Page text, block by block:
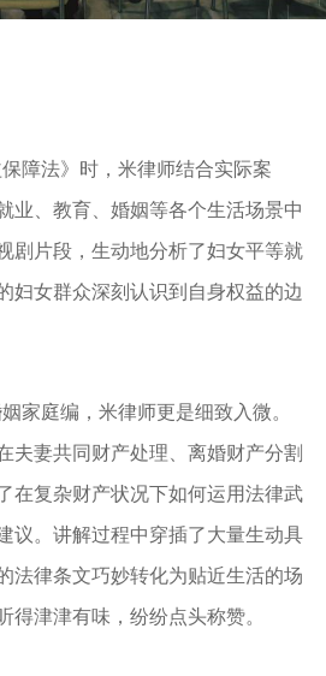
障法》时，米律师结合实际案
业、教育、婚姻等各个生活场景中
剧片段，生动地分析了妇女平等就
妇女群众深刻认识到自身权益的边
家庭编，米律师更是细致入微。
夫妻共同财产处理、离婚财产分割
在复杂财产状况下如何运用法律武
议。讲解过程中穿插了大量生动具
法律条文巧妙转化为贴近生活的场
得津津有味，纷纷点头称赞。